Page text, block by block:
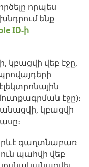
որպես
ենք
ID-ի
կբացվի վեբ էջը,
էջը)։
կբացվի
որևէ գաղտնաբառ
պահվի վեբ